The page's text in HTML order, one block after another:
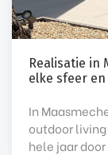
Realisatie in
elke sfeer
In
outdoor
hele jaar